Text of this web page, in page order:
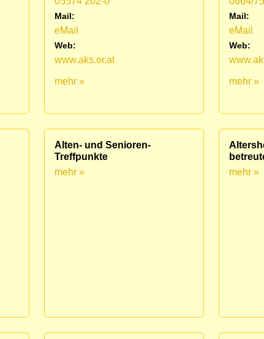
Mail:
eMail
Web:
www.aks.or.at
mehr »
Mail:
eMail
Web:
mehr »
Alten- und Senioren-
Treffpunkte
mehr »
mehr »